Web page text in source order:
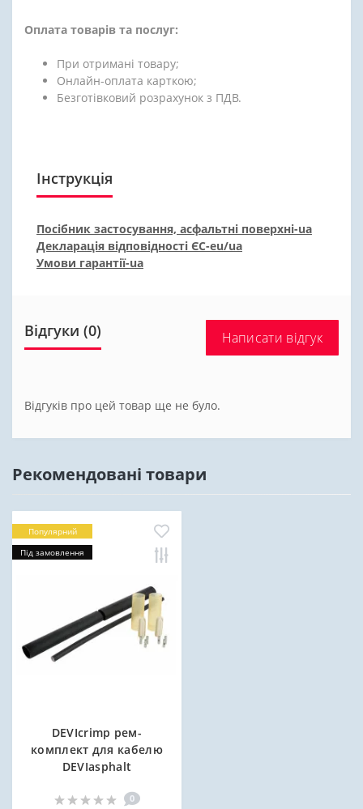
Оплата товарів та послуг:
При отримані товару;
Онлайн-оплата карткою;
Безготівковий розрахунок з ПДВ.
Інструкція
Посібник застосування, асфальтні поверхні-ua
Декларація відповідності ЄС-eu/ua
Умови гарантії-ua
Відгуки (0) Написати відгук
Відгуків про цей товар ще не було.
Рекомендовані товари
Популярний
Під замовлення
DEVIcrimp рем-
комплект для кабелю
DEVIasphalt
0